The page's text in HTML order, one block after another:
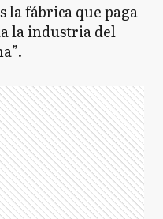
la fábrica que paga
la industria del